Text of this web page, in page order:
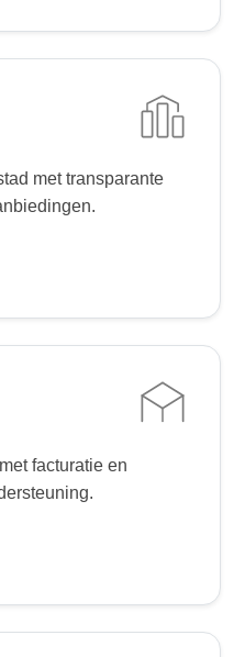
met transparante
facturatie en